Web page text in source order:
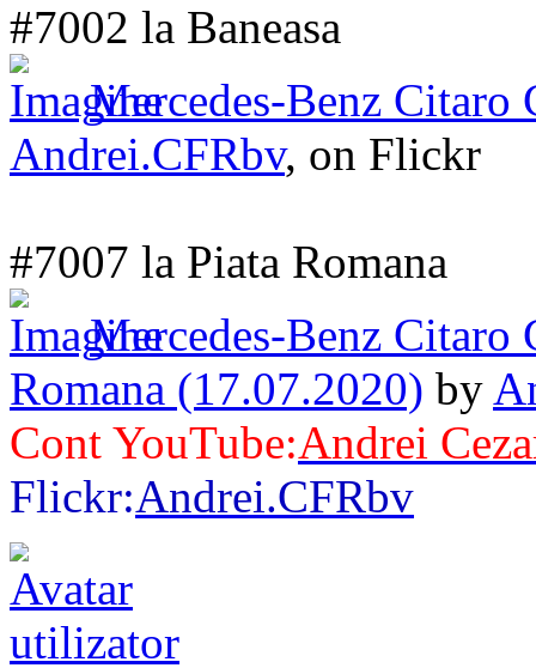
#7002 la Baneasa
Mercedes-Benz
Andrei.CFRbv, on Flickr
#7007 la Piata Romana
Mercedes-Benz
Romana (17.07.2020) by
Cont YouTube:Andrei
Flickr:Andrei.CFRbv